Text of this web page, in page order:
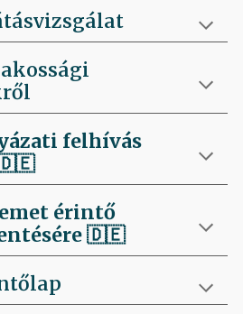
felhívás
érintő
🇩🇪